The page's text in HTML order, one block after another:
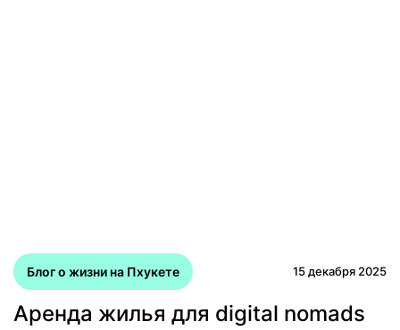
Блог о жизни на Пхукете 15 декабря 2025
Аренда жилья для digital nomads